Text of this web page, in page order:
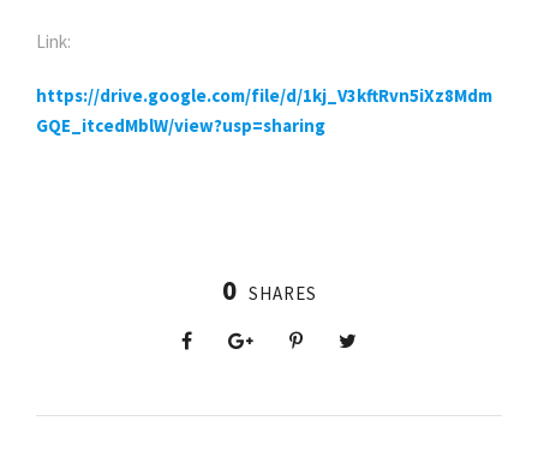
Link:
https://drive.google.com/file/d/1kj_V3kftRvn5iXz8Mdm
GQE_itcedMblW/view?usp=sharing
0 SHARES